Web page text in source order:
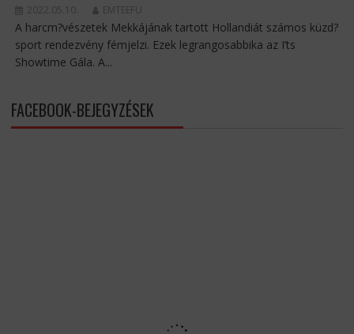
2022.05.10. EMTEEFU
A harcm?vészetek Mekkájának tartott Hollandiát számos küzd?
sport rendezvény fémjelzi. Ezek legrangosabbika az I’ts
Showtime Gála. A...
FACEBOOK-BEJEGYZÉSEK